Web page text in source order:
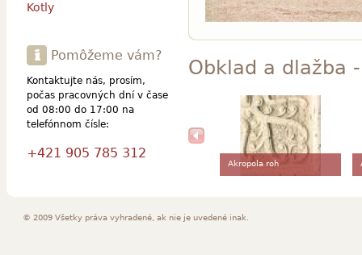
Obklad a dlažba
Akropola roh
Kotly
Pomôžeme vám?
Kontaktujte nás, prosím,
počas pracovných dní v čase
od 08:00 do 17:00 na
telefónnom čísle:
+421 905 785 312
© 2009 Všetky práva vyhradené, ak nie je uvedené inak.